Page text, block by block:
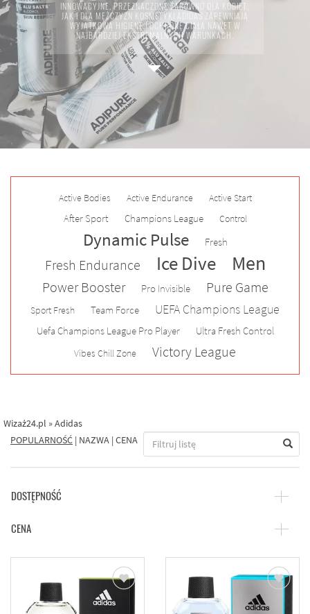
INNOWACYJNE, PRZEZNACZONE ZARÓWNO DLA KOBIET,
JAK I DLA MĘŻCZYZN KOSMETYKI ADIDAS ZAPEWNIAJĄ
WYJĄTKOWĄ HIGIENĘ I OCHRONĘ CIAŁA NAWET W
NAJBARDZIEJ EKSTREMALNYCH WARUNKACH.
Active Bodies Active Endurance Active Start
After Sport Champions League Control
Dynamic Pulse Fresh
Fresh Endurance Ice Dive Men
Power Booster Pro Invisible Pure Game
Sport Fresh Team Force UEFA Champions League
Uefa Champions League Pro Player Ultra Fresh Control
Vibes Chill Zone Victory League
Wizaż24.pl »Adidas
POPULARNOŚĆ | NAZWA | CENA
DOSTĘPNOŚĆ
CENA